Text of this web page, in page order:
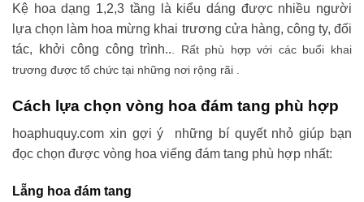
Kệ hoa dạng 1,2,3 tầng là kiểu dáng được nhiều người
lựa chọn làm hoa mừng khai trương cửa hàng, công ty, đối
tác, khởi công công trình.. . Rất phù hợp với các buổi khai
trương được tổ chức tại những nơi rộng rãi .
Cách lựa chọn vòng hoa đám tang phù hợp
hoaphuquy.com xin gợi ý những bí quyết nhỏ giúp bạn
đọc chọn được vòng hoa viếng đám tang phù hợp nhất:
Lẵng hoa đám tang